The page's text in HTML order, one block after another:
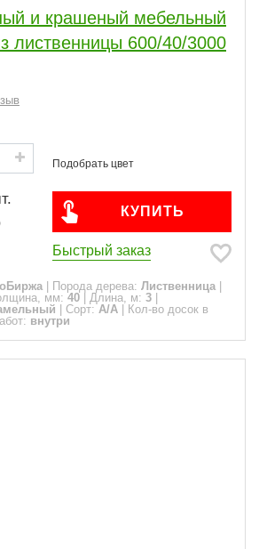
и крашеный мебельный
лиственницы 600/40/3000
КУПИТЬ
Быстрый заказ
Порода дерева: Лиственница
мм: 40 Длина, м: 3
Сорт: A/A
Кол-во досок в
внутри